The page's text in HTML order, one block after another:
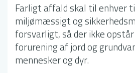
Farligt affald skal til enhver
miljømæssigt og
forsvarligt, så der ikke
forurening af jord og
mennesker og dyr.